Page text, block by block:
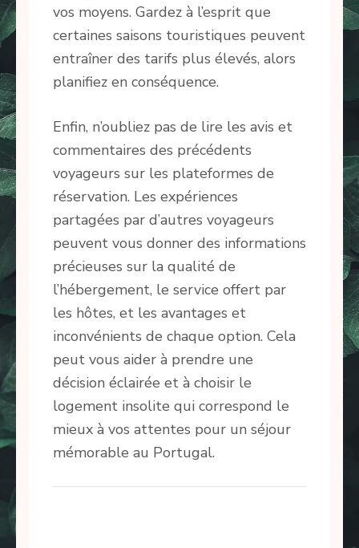
vos moyens. Gardez à l’esprit que
certaines saisons touristiques peuvent
entraîner des tarifs plus élevés, alors
planifiez en conséquence.
Enfin, n’oubliez pas de lire les avis et
commentaires des précédents
voyageurs sur les plateformes de
réservation. Les expériences
partagées par d’autres voyageurs
peuvent vous donner des informations
précieuses sur la qualité de
l’hébergement, le service offert par
les hôtes, et les avantages et
inconvénients de chaque option. Cela
peut vous aider à prendre une
décision éclairée et à choisir le
logement insolite qui correspond le
mieux à vos attentes pour un séjour
mémorable au Portugal.